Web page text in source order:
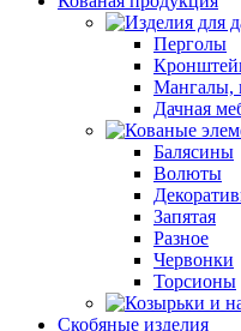
Перголы
Мангалы,
Дачная
Балясины
Волюты
Запятая
Разное
Червонки
Торсионы
Скобяные изделия